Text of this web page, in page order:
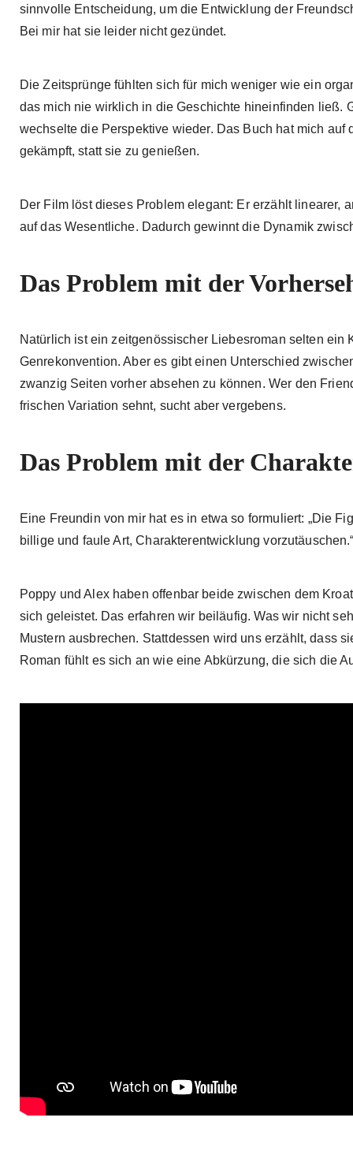
sinnvolle Entscheidung, um die Entwicklung der
Bei mir hat sie leider nicht gezündet.
Die Zeitsprünge fühlten sich für mich weniger wie ein
das mich nie wirklich in die Geschichte hineinfinden ließ.
wechselte die Perspektive wieder. Das Buch hat mich
gekämpft, statt sie zu genießen.
Der Film löst dieses Problem elegant: Er erzählt linearer,
auf das Wesentliche. Dadurch gewinnt die Dynamik
Das Problem mit der
Natürlich ist ein zeitgenössischer Liebesroman selten
Genrekonvention. Aber es gibt einen Unterschied
zwanzig Seiten vorher absehen zu können. Wer den
frischen Variation sehnt, sucht aber vergebens.
Das Problem mit der
Eine Freundin von mir hat es in etwa so formuliert: „Die
billige und faule Art, Charakterentwicklung
Poppy und Alex haben offenbar beide zwischen dem
sich geleistet. Das erfahren wir beiläufig. Was wir nicht
Mustern ausbrechen. Stattdessen wird uns erzählt, dass
Roman fühlt es sich an wie eine Abkürzung, die sich die